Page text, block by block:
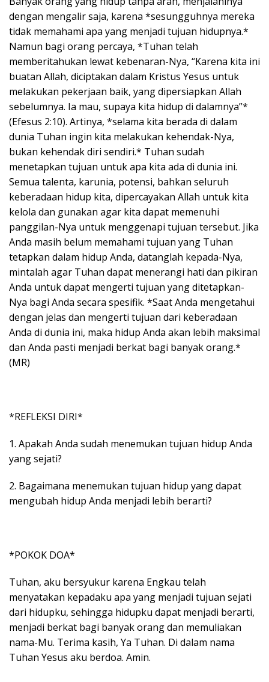
dengan mengalir saja, karena *sesungguhnya mereka
tidak memahami apa yang menjadi tujuan hidupnya.*
Namun bagi orang percaya, *Tuhan telah
memberitahukan lewat kebenaran-Nya, “Karena kita ini
buatan Allah, diciptakan dalam Kristus Yesus untuk
melakukan pekerjaan baik, yang dipersiapkan Allah
sebelumnya. Ia mau, supaya kita hidup di dalamnya”*
(Efesus 2:10). Artinya, *selama kita berada di dalam
dunia Tuhan ingin kita melakukan kehendak-Nya,
bukan kehendak diri sendiri.* Tuhan sudah
menetapkan tujuan untuk apa kita ada di dunia ini.
Semua talenta, karunia, potensi, bahkan seluruh
keberadaan hidup kita, dipercayakan Allah untuk kita
kelola dan gunakan agar kita dapat memenuhi
panggilan-Nya untuk menggenapi tujuan tersebut. Jika
Anda masih belum memahami tujuan yang Tuhan
tetapkan dalam hidup Anda, datanglah kepada-Nya,
mintalah agar Tuhan dapat menerangi hati dan pikiran
Anda untuk dapat mengerti tujuan yang ditetapkan-
Nya bagi Anda secara spesifik. *Saat Anda mengetahui
dengan jelas dan mengerti tujuan dari keberadaan
Anda di dunia ini, maka hidup Anda akan lebih maksimal
dan Anda pasti menjadi berkat bagi banyak orang.*
(MR)
*REFLEKSI DIRI*
1. Apakah Anda sudah menemukan tujuan hidup Anda
yang sejati?
2. Bagaimana menemukan tujuan hidup yang dapat
mengubah hidup Anda menjadi lebih berarti?
*POKOK DOA*
Tuhan, aku bersyukur karena Engkau telah
menyatakan kepadaku apa yang menjadi tujuan sejati
dari hidupku, sehingga hidupku dapat menjadi berarti,
menjadi berkat bagi banyak orang dan memuliakan
nama-Mu. Terima kasih, Ya Tuhan. Di dalam nama
Tuhan Yesus aku berdoa. Amin.